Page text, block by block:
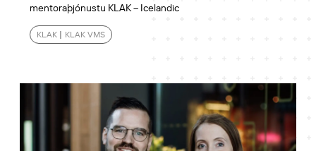
mentoraþjónustu KLAK – Icelandic
KLAK | KLAK VMS